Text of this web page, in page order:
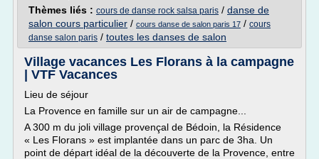
Thèmes liés : cours de danse rock salsa paris / danse de
salon cours particulier / cours danse de salon paris 17 / cours
danse salon paris / toutes les danses de salon
Village vacances Les Florans à la campagne
| VTF Vacances
Lieu de séjour
La Provence en famille sur un air de campagne...
A 300 m du joli village provençal de Bédoin, la Résidence
« Les Florans » est implantée dans un parc de 3ha. Un
point de départ idéal de la découverte de la Provence, entre